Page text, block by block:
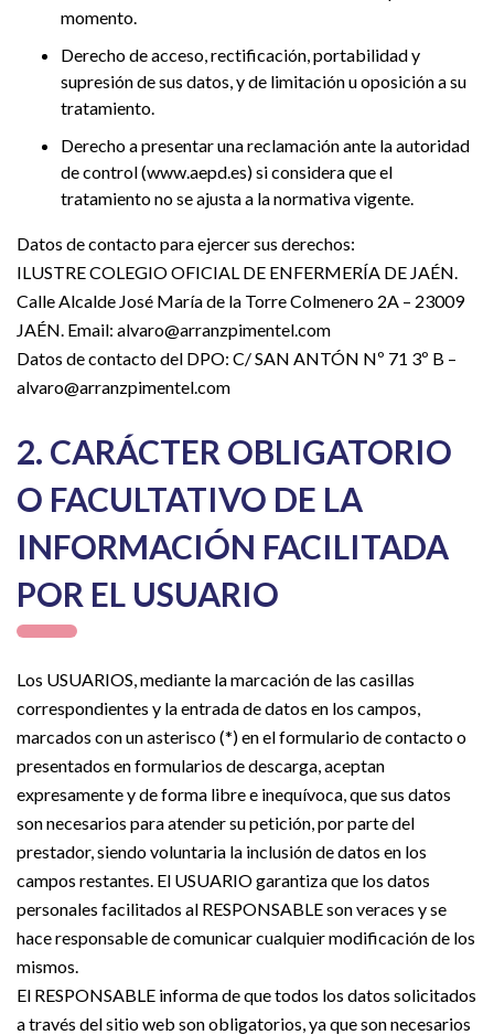
momento.
Derecho de acceso, rectificación, portabilidad y
supresión de sus datos, y de limitación u oposición a su
tratamiento.
Derecho a presentar una reclamación ante la autoridad
de control (www.aepd.es) si considera que el
tratamiento no se ajusta a la normativa vigente.
Datos de contacto para ejercer sus derechos:
ILUSTRE COLEGIO OFICIAL DE ENFERMERÍA DE JAÉN.
Calle Alcalde José María de la Torre Colmenero 2A – 23009
JAÉN. Email: alvaro@arranzpimentel.com
Datos de contacto del DPO: C/ SAN ANTÓN Nº 71 3º B –
alvaro@arranzpimentel.com
2. CARÁCTER OBLIGATORIO
O FACULTATIVO DE LA
INFORMACIÓN FACILITADA
POR EL USUARIO
Los USUARIOS, mediante la marcación de las casillas
correspondientes y la entrada de datos en los campos,
marcados con un asterisco (*) en el formulario de contacto o
presentados en formularios de descarga, aceptan
expresamente y de forma libre e inequívoca, que sus datos
son necesarios para atender su petición, por parte del
prestador, siendo voluntaria la inclusión de datos en los
campos restantes. El USUARIO garantiza que los datos
personales facilitados al RESPONSABLE son veraces y se
hace responsable de comunicar cualquier modificación de los
mismos.
El RESPONSABLE informa de que todos los datos solicitados
a través del sitio web son obligatorios, ya que son necesarios